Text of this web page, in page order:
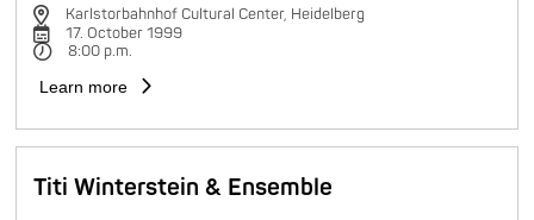
Karlstorbahnhof Cultural Center, Heidelberg
17. October 1999
8:00 p.m.
Learn more
Titi Winterstein & Ensemble